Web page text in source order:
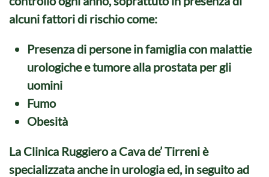
alcuni fattori di rischio come:
Presenza di persone in famiglia con malattie
urologiche e tumore alla prostata per gli
uomini
Fumo
Obesità
La Clinica Ruggiero a Cava de’ Tirreni è
specializzata anche in urologia ed, in seguito ad